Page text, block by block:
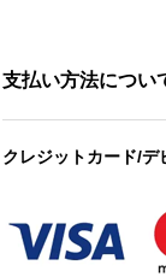
支払い方法につい
クレジットカード/デ